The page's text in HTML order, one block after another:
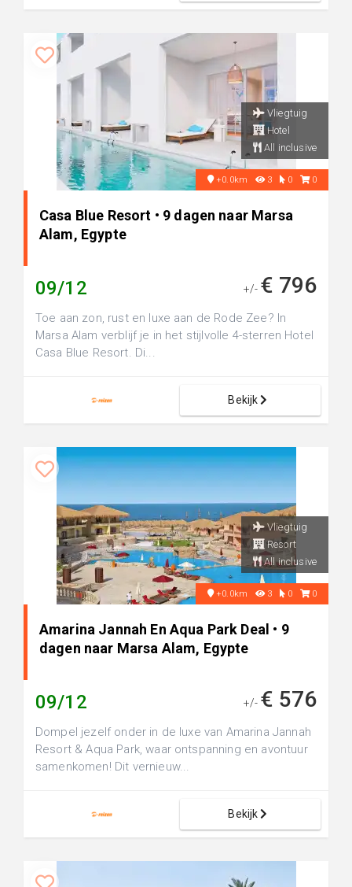
Vliegtuig
Hotel
All inclusive
+0.0km 3 0 0
Casa Blue Resort • 9 dagen naar Marsa
Alam, Egypte
09/12 +/- € 796
Toe aan zon, rust en luxe aan de Rode Zee? In
Marsa Alam verblijf je in het stijlvolle 4-sterren Hotel
Casa Blue Resort. Di...
Bekijk
Vliegtuig
Resort
All inclusive
+0.0km 3 0 0
Amarina Jannah En Aqua Park Deal • 9
dagen naar Marsa Alam, Egypte
09/12 +/- € 576
Dompel jezelf onder in de luxe van Amarina Jannah
Resort & Aqua Park, waar ontspanning en avontuur
samenkomen! Dit vernieuw...
Bekijk